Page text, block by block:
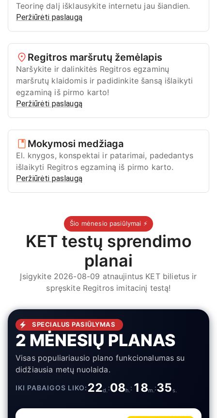
Teorinę dalį išklausykite internetu jau šiandien.
Peržiūrėti paslaugą
Regitros maršrutų žemėlapis
Naršykite ir dalinkitės Regitros egzaminų
maršrutų klaidomis ir padidinkite šansą išlaikyti
egzaminą iš pirmo karto!
Peržiūrėti paslaugą
Mokymosi medžiaga
El. knygos, konspektai ir patarimai, padedantys
išlaikyti Regitros egzaminą iš pirmo karto.
Peržiūrėti paslaugą
Šio mėnesio pasiūlymai ⚡
KET testų sprendimo
planai
Įsigykite 2026-08-09 atnaujintus KET bilietus ir
spręskite Regitros imitacinį testą!
SPECIALUS PASIŪLYMAS
2 MĖNESIŲ PLANAS
Visas populiariausio plano funkcionalumas su
didžiausia metų nuolaida.
IKI PABAIGOS LIKO: 22d. :08h.: 18m.:35 s.